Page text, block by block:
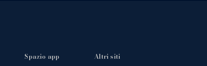
Spazio app Altri siti